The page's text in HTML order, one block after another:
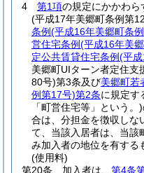
4
第1項の規定にかかわら
(平成17年美郷町条例第
条例(平成16年美郷町条
営住宅条例(平成16年美
定公共賃貸住宅条例(平
美郷町UIターン者定住支
80号)第3条及び美郷町若
例第17号)第2条に規定す
「町営住宅等」という。)
合は、分担金を徴収しな
て、当該入居者は、当該
み加入者の地位を有する
(使用料)
第20条
加入者は、 第4条